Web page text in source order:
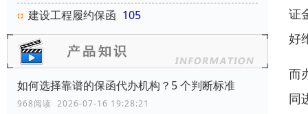
建设工程履约保函 105
如何选择靠谱的保函代办机构？5 个判断标准
968阅读 2026-07-16 19:28:21
证
好
而
同